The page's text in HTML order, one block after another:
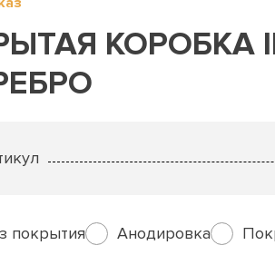
КОРОБКА
покрытия Анодировка